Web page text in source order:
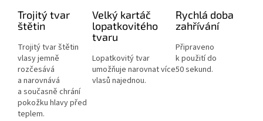
Trojitý tvar
štětin
Trojitý tvar štětin
vlasy jemně
rozčesává
a narovnává
a současně chrání
pokožku hlavy před
teplem.
Velký kartáč
lopatkovitého
tvaru
Lopatkovitý tvar
umožňuje narovnat více
vlasů najednou.
Rychlá doba
zahřívání
Připraveno
k použití do
50 sekund.